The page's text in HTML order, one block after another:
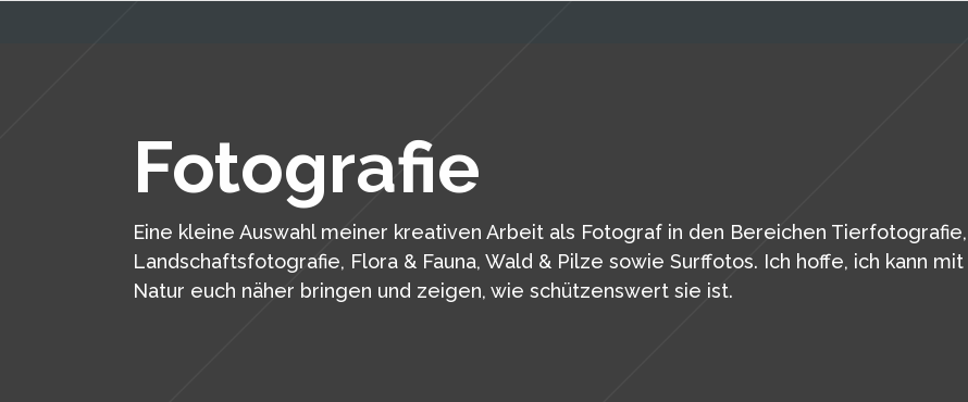
Fotografie
Eine kleine Auswahl meiner kreativen Arbeit als Fotograf in den Bereichen
Landschaftsfotografie, Flora & Fauna, Wald & Pilze sowie Surffotos. Ich hoffe, ich kann
Natur euch näher bringen und zeigen, wie schützenswert sie ist.